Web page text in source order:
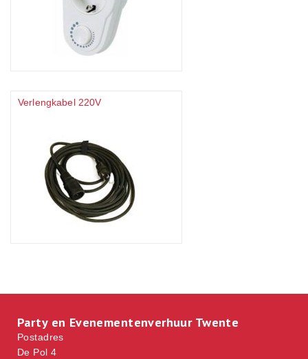
Verlengkabel 220V
Party en Evenementenverhuur Twente
Postadres
De Pol 4